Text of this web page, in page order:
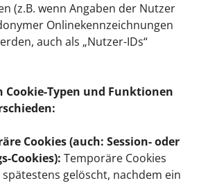
(z.B. wenn Angaben der Nutzer
Onlinekennzeichnungen
auch als „Nutzer-IDs“
Cookie-Typen und Funktionen
Cookies (auch: Session- oder
Cookies): Temporäre Cookies
gelöscht, nachdem ein